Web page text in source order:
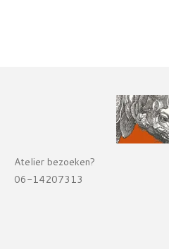
Atelier bezoeken?
06-14207313